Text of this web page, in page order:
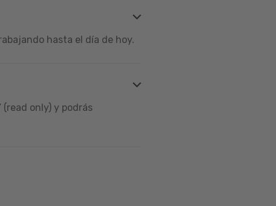
hasta el día de hoy.
only) y podrás